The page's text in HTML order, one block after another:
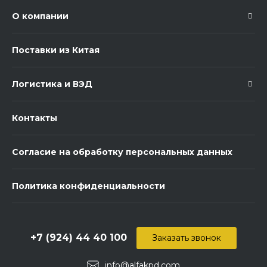
О компании
Поставки из Китая
Логистика и ВЭД
Контакты
Согласие на обработку персональных данных
Политика конфиденциальности
+7 (924) 44 40 100 Заказать звонок